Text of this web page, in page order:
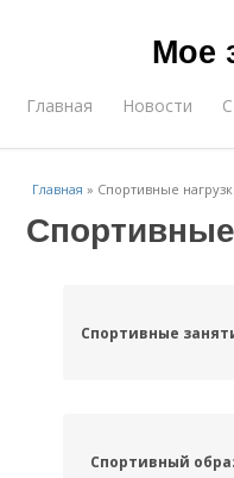
Мое
Главная Новости
Главная » Спортивные
Спортивные
Спортивный